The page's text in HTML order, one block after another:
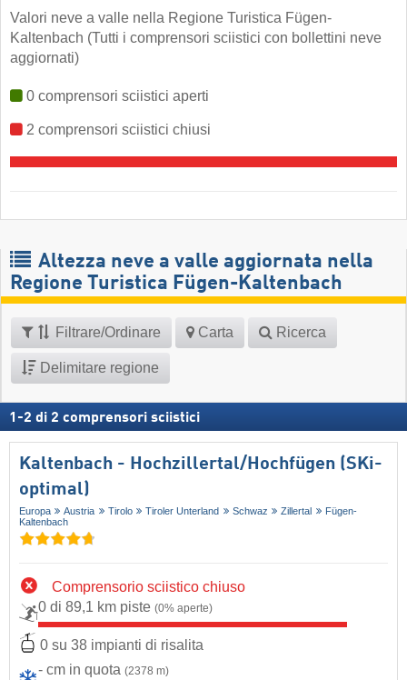
Valori neve a valle nella Regione Turistica Fügen-
Kaltenbach (Tutti i comprensori sciistici con bollettini neve
aggiornati)
0 comprensori sciistici aperti
2 comprensori sciistici chiusi
Altezza neve a valle aggiornata nella
Regione Turistica Fügen-Kaltenbach
Filtrare/Ordinare Carta Ricerca
Delimitare regione
1 -2 di 2 comprensori sciistici
Kaltenbach - Hochzillertal/​Hochfügen (SKi-
optimal)
Europa Austria Tirolo Tiroler Unterland Schwaz Zillertal
Fügen-
Kaltenbach
Comprensorio sciistico chiuso
0 di 89,1 km piste (0% aperte)
0 su 38 impianti di risalita
- cm in quota (2378 m)